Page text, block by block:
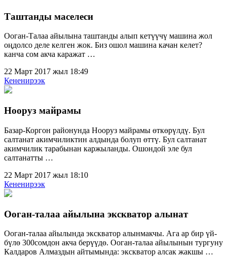
Таштанды маселеси
Ооган-Талаа айылына таштанды алып кетүүчү машина жол
оңдолсо деле келген жок. Биз ошол машина качан келет?
канча сом акча каражат …
22 Март 2017 жыл 18:49
Кененирээк
Нооруз майрамы
Базар-Коргон районунда Нооруз майрамы өткөрүлдү. Бул
салтанат акимчиликтин алдында болуп өттү. Бул салтанат
акимчилик тарабынан каржыланды. Ошондой эле бул
салтанатты …
22 Март 2017 жыл 18:10
Кененирээк
Ооган-талаа айылына экскватор алынат
Ооган-талаа айылында экскватор алынмакчы. Ага ар бир үй-
бүлө 300сомдон акча берүүдө. Ооган-талаа айылынын тургуну
Калдаров Алмаздын айтымында: экскватор алсак жакшы …